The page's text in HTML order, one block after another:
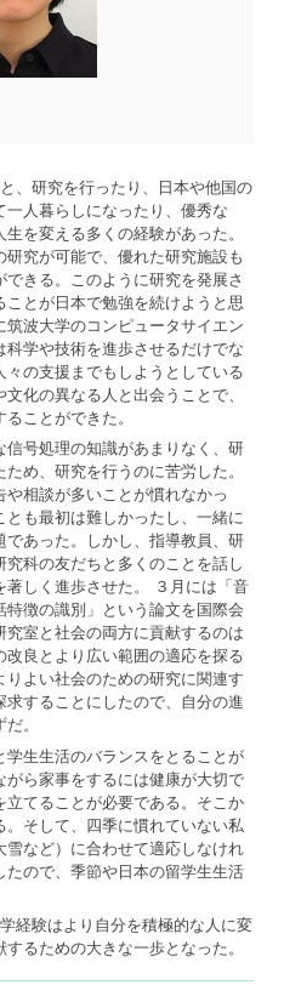
、研究を行ったり、日本や他国の
人暮らしになったり、優秀な
を変える多くの経験があった。
究が可能で、優れた研究施設も
きる。このように研究を発展さ
とが日本で勉強を続けようと思
波大学のコンピュータサイエン
学や技術を進歩させるだけでな
々の支援までもしようとしている
化の異なる人と出会うことで、
ことができた。
号処理の知識があまりなく、研
め、研究を行うのに苦労した。
相談が多いことが慣れなかっ
も最初は難しかったし、一緒に
あった。しかし、指導教員、研
科の友だちと多くのことを話し
しく進歩させた。 ３月には「音
徴の識別」という論文を国際会
室と社会の両方に貢献するのは
良とより広い範囲の適応を探る
よい社会のための研究に関連す
することにしたので、自分の進
。
生生活のバランスをとることが
ら家事をするには健康が大切で
てることが必要である。そこか
そして、四季に慣れていない私
など）に合わせて適応しなけれ
ので、季節や日本の留学生生活
経験はより自分を積極的な人に変
るための大きな一歩となった。